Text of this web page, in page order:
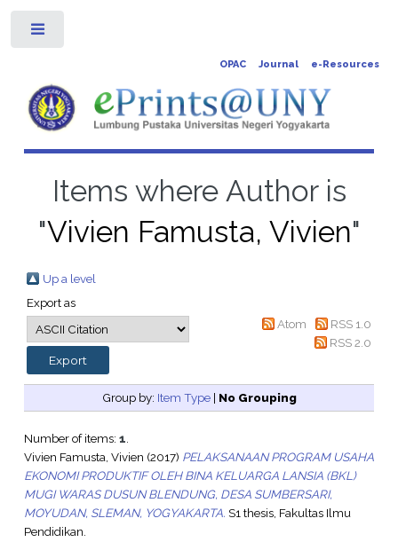
OPAC Journal e-Resources
Items where Author is
"Vivien Famusta, Vivien"
Up a level
Export as
Atom
RSS 1.0
RSS 2.0
Group by: Item Type| No Grouping
Number of items: 1.
Vivien Famusta, Vivien (2017) PELAKSANAAN PROGRAM USAHA
EKONOMI PRODUKTIF OLEH BINA KELUARGA LANSIA (BKL)
MUGI WARAS DUSUN BLENDUNG, DESA SUMBERSARI,
MOYUDAN, SLEMAN, YOGYAKARTA. S1 thesis, Fakultas Ilmu
Pendidikan.